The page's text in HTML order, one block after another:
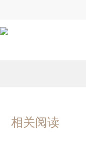
相关阅读